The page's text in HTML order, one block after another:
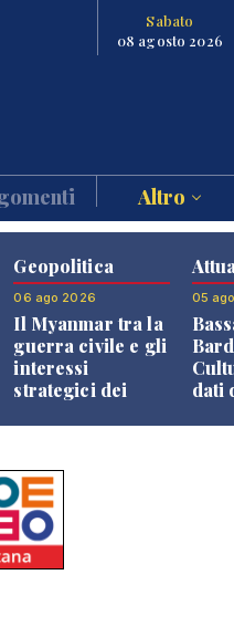
Sabato
08 agosto 2026
Altro
Geopolitica
06 ago 2026
Il Myanmar tra la
guerra civile e gli
interessi
strategici dei
05
dati